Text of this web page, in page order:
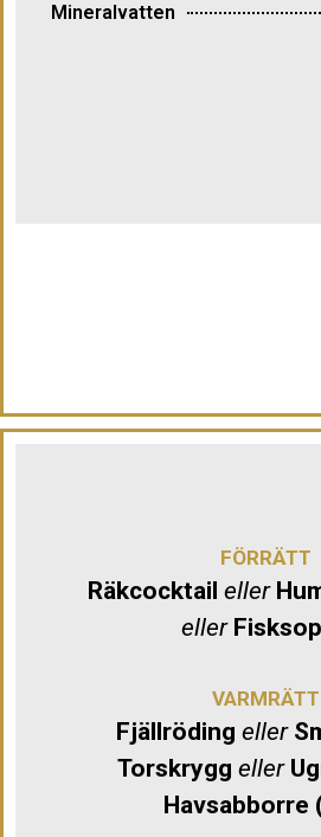
Mineralvatten
FÖRRÄTT
Räkcocktail eller
eller
VARMRÄTT
Fjällröding eller
Torskrygg eller
Havsabborre